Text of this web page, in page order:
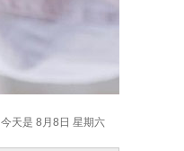
今天是 8月8日 星期六